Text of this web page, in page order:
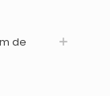
de